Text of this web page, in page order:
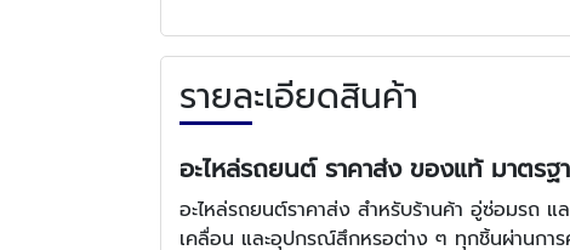
รายละเอียดสินค้า
อะไหล่รถยนต์ ราคาส่ง ของแท้ มาตร
อะไหล่รถยนต์ราคาส่ง สำหรับร้านค้า อู่ซ่อมรถ
เคลื่อน และอุปกรณ์สึกหรอต่าง ๆ ทุกชิ้นผ่านกา